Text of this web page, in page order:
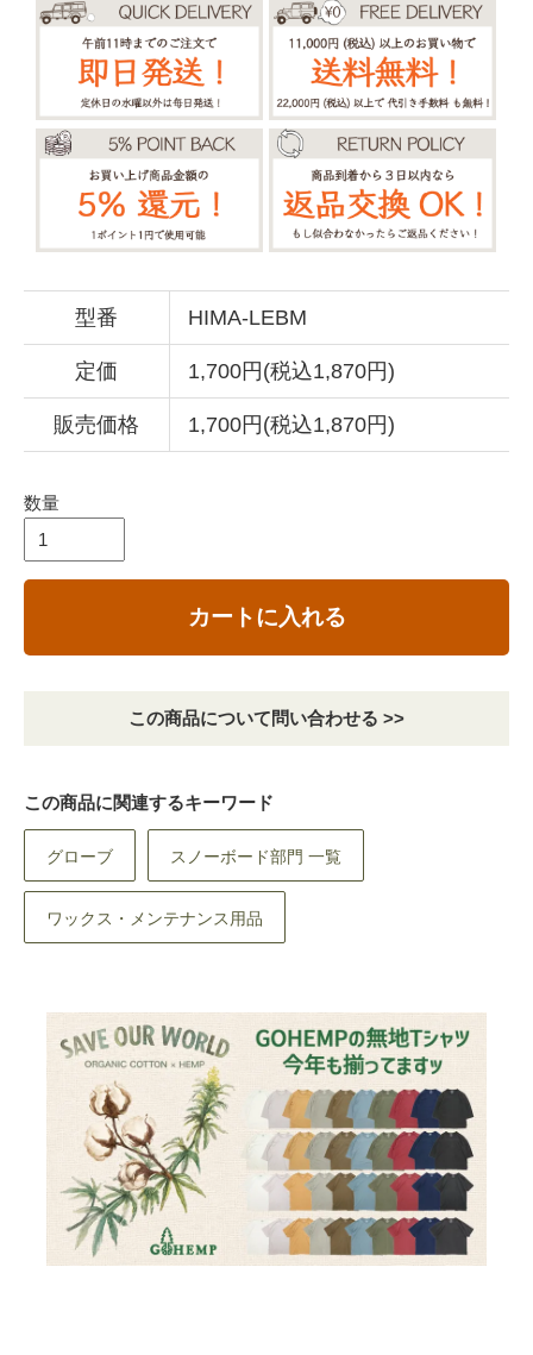
型番 HIMA-LEBM
定価 1,700円(税込1,870円)
販売価格 1,700円(税込1,870円)
数量
カートに入れる
この商品について問い合わせる >>
この商品に関連するキーワード
グローブ スノーボード部門 一覧
ワックス・メンテナンス用品